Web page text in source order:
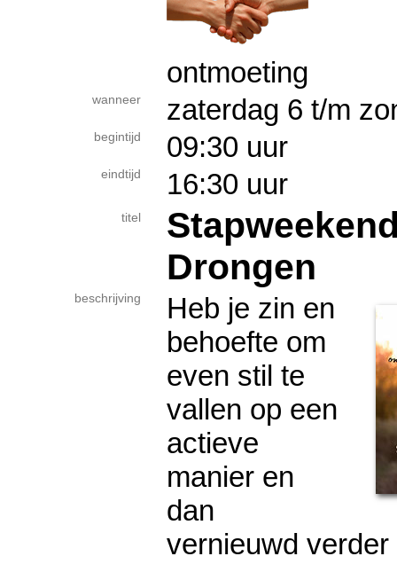
ontmoeting
wanneer zaterdag 6 t/m
begintijd 09:30 uur
eindtijd 16:30 uur
titel
Drongen
beschrijving
Heb je zin en
behoefte om
even stil te
vallen op een
actieve
manier en
dan
vernieuwd